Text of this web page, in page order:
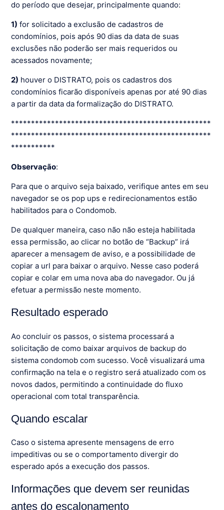
do período que desejar, principalmente quando:
1) for solicitado a exclusão de cadastros de
condomínios, pois após 90 dias da data de suas
exclusões não poderão ser mais requeridos ou
acessados novamente;
2) houver o DISTRATO, pois os cadastros dos
condomínios ficarão disponíveis apenas por até 90 dias
a partir da data da formalização do DISTRATO.
**************************************************
**************************************************
***********
Observação:
Para que o arquivo seja baixado, verifique antes em seu
navegador se os pop ups e redirecionamentos estão
habilitados para o Condomob.
De qualquer maneira, caso não não esteja habilitada
essa permissão, ao clicar no botão de “Backup” irá
aparecer a mensagem de aviso, e a possibilidade de
copiar a url para baixar o arquivo. Nesse caso poderá
copiar e colar em uma nova aba do navegador. Ou já
efetuar a permissão neste momento.
Resultado esperado
Ao concluir os passos, o sistema processará a
solicitação de como baixar arquivos de backup do
sistema condomob com sucesso. Você visualizará uma
confirmação na tela e o registro será atualizado com os
novos dados, permitindo a continuidade do fluxo
operacional com total transparência.
Quando escalar
Caso o sistema apresente mensagens de erro
impeditivas ou se o comportamento divergir do
esperado após a execução dos passos.
Informações que devem ser reunidas
antes do escalonamento